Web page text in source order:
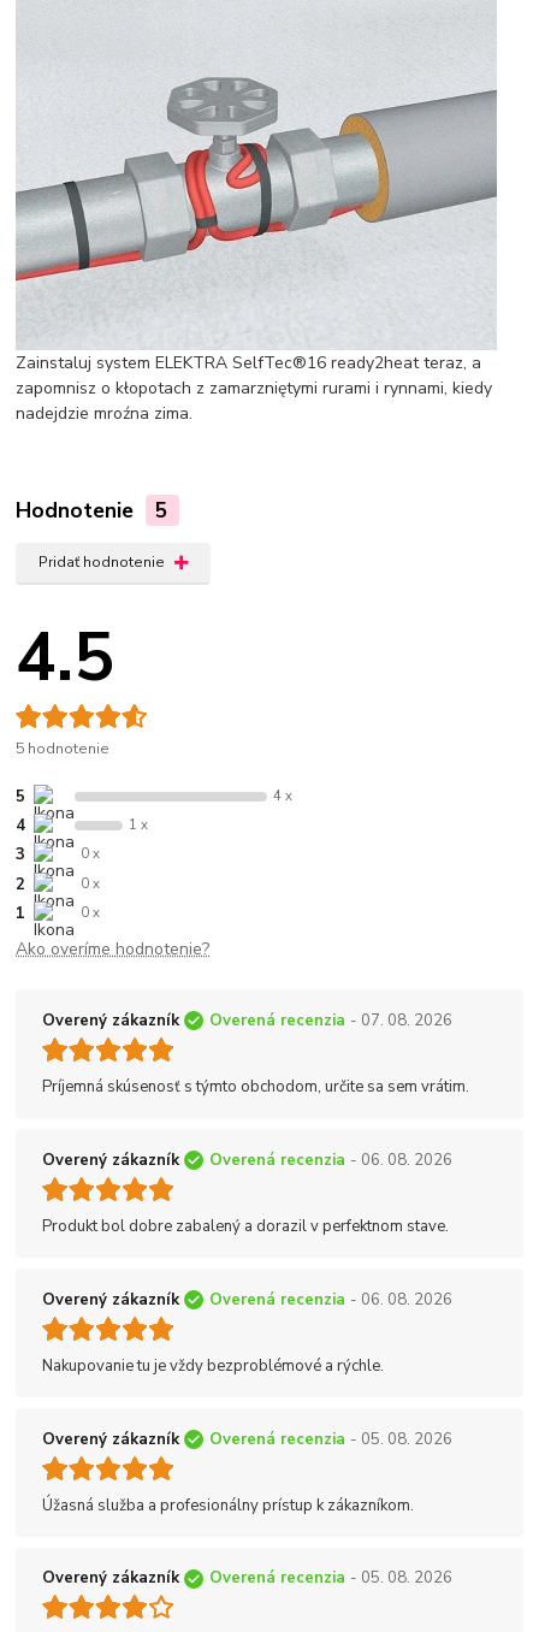
Zainstaluj system ELEKTRA SelfTec®16 ready2heat teraz, a
zapomnisz o kłopotach z zamarzniętymi rurami i rynnami, kiedy
nadejdzie mroźna zima.
Hodnotenie 5
Pridať hodnotenie
4.5
5 hodnotenie
5 4 x
4 1 x
3 0 x
2 0 x
1 0 x
Ako overíme hodnotenie?
Overený zákazník Overená recenzia - 07. 08. 2026
Príjemná skúsenosť s týmto obchodom, určite sa sem vrátim.
Overený zákazník Overená recenzia - 06. 08. 2026
Produkt bol dobre zabalený a dorazil v perfektnom stave.
Overený zákazník Overená recenzia - 06. 08. 2026
Nakupovanie tu je vždy bezproblémové a rýchle.
Overený zákazník Overená recenzia - 05. 08. 2026
Úžasná služba a profesionálny prístup k zákazníkom.
Overený zákazník Overená recenzia - 05. 08. 2026